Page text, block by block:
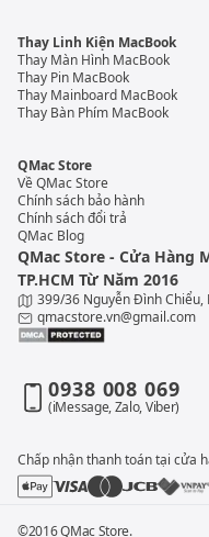
Thay Linh Kiện MacBook
Thay Màn Hình MacBook
Thay Pin MacBook
Thay Mainboard MacBook
Thay Bàn Phím MacBook
QMac Store
Về QMac Store
Chính sách bảo hành
Chính sách đổi trả
QMac Blog
QMac Store - Cửa Hàng
TP.HCM Từ Năm 2016
399/36 Nguyễn Đình Chiểu,
qmacstore.vn@gmail.com
0938 008 069
(iMessage, Zalo, Viber)
Chấp nhận thanh toán tại cửa
©2016 QMac Store.